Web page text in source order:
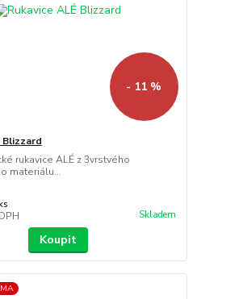
- 11 %
Blizzard
rukavice ALÉ z 3vrstvého
materiálu...
Skladem
Koupit